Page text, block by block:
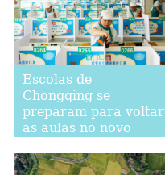
Escolas de
Chongqing se
preparam para voltar
as aulas no novo